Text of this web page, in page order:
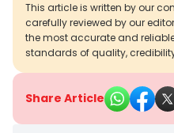
This article is written by our
carefully reviewed by our
the most accurate and
standards of quality,
Share Article